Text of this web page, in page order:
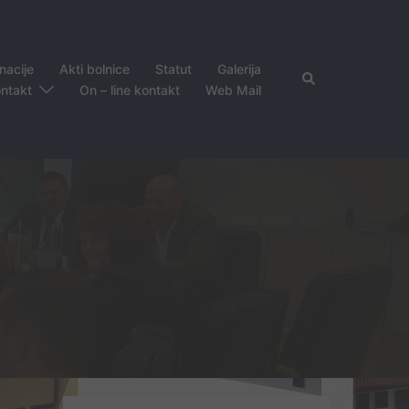
Akti bolnice Statut
Galerija
On – line kontakt Web Mail
Search